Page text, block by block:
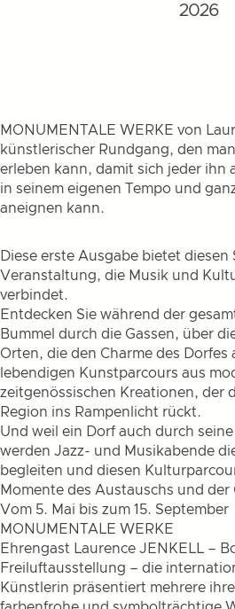
2026
MONUMENTALE WERKE von
künstlerischer Rundgang, den
erleben kann, damit sich jeder ihn
in seinem eigenen Tempo und
aneignen kann.
Diese erste Ausgabe bietet diesen
Veranstaltung, die Musik und
verbindet.
Entdecken Sie während der
Bummel durch die Gassen, über
Orten, die den Charme des Dorfes
lebendigen Kunstparcours aus
zeitgenössischen Kreationen, der
Region ins Rampenlicht rückt.
Und weil ein Dorf auch durch
werden Jazz- und Musikabende
begleiten und diesen
Momente des Austauschs und der
Vom 5. Mai bis zum 15. September
MONUMENTALE WERKE
Ehrengast Laurence JENKELL –
Freiluftausstellung – die
Künstlerin präsentiert mehrere